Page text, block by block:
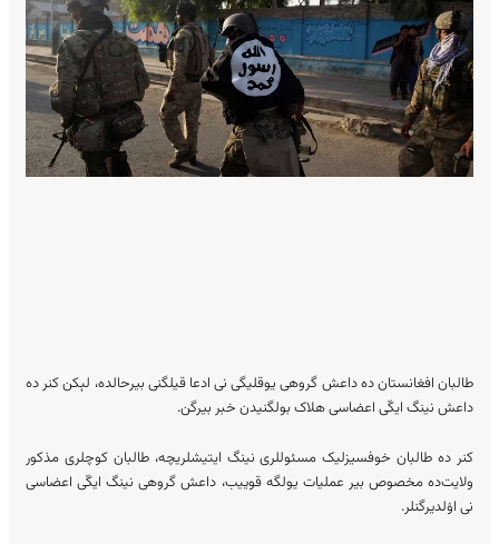
طالبان افغانستان ده داعش گروهی یوقلیگی نی ادعا قیلگنی بیرحالده، لېکن کنر ده
داعش نینگ ایکّی اعضاسی هلاک بولگنیدن خبر بیرگن.
کنر ده طالبان خوفسیزلیک مسئوللری نینگ ایتیشلریچه، طالبان کوچلری مذکور
ولایت‌ده مخصوص بیر عملیات‌ یولگه قوییب، داعش گروهی نینگ ایکّی اعضاسی
نی اۉلدیرگنلر.